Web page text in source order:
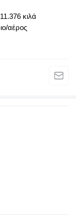
11.376 κιλά
αέρος